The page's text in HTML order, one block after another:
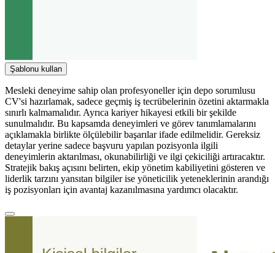
Şablonu kullan
Mesleki deneyime sahip olan profesyoneller için depo sorumlusu
CV'si hazırlamak, sadece geçmiş iş tecrübelerinin özetini aktarmakla
sınırlı kalmamalıdır. Ayrıca kariyer hikayesi etkili bir şekilde
sunulmalıdır. Bu kapsamda deneyimleri ve görev tanımlamalarını
açıklamakla birlikte ölçülebilir başarılar ifade edilmelidir. Gereksiz
detaylar yerine sadece başvuru yapılan pozisyonla ilgili
deneyimlerin aktarılması, okunabilirliği ve ilgi çekiciliği artıracaktır.
Stratejik bakış açısını belirten, ekip yönetim kabiliyetini gösteren ve
liderlik tarzını yansıtan bilgiler ise yöneticilik yeteneklerinin arandığı
iş pozisyonları için avantaj kazanılmasına yardımcı olacaktır.